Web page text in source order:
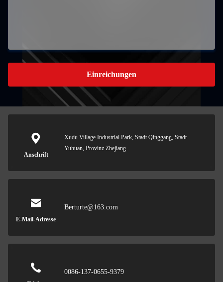
Einreichungen
Anschrift
Xudu Village Industrial Park, Stadt Qinggang, Stadt
Yuhuan, Provinz Zhejiang
E-Mail-Adresse
Berturte@163.com
0086-137-0655-9379